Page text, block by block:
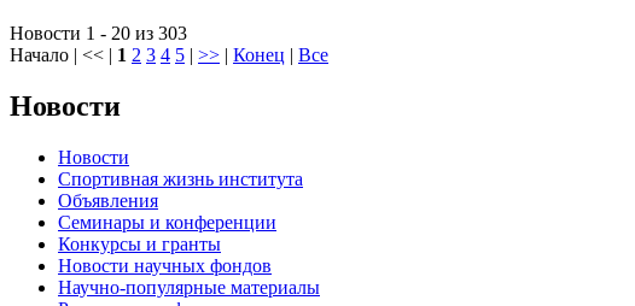
Новости 1 - 20 из 303
Начало | << | 1 2 3 4 5 | >> | Конец | Все
Новости
Новости
Спортивная жизнь института
Объявления
Семинары и конференции
Конкурсы и гранты
Новости научных фондов
Научно-популярные материалы